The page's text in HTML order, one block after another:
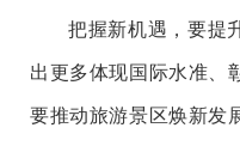
把握新机遇，要提
出更多体现国际水准、
要推动旅游景区焕新发